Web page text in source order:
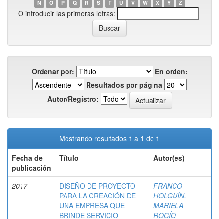
N
O P Q R S T U V W X Y Z
O introducir las primeras letras:
Ordenar por:
En orden:
Resultados por página
Autor/Registro:
Mostrando resultados 1 a 1 de 1
Fecha de
publicación
Título Autor(es)
2017
DISEÑO DE PROYECTO
PARA LA CREACIÓN DE
UNA EMPRESA QUE
BRINDE SERVICIO
FRANCO
HOLGUÍN,
MARIELA
ROCÍO